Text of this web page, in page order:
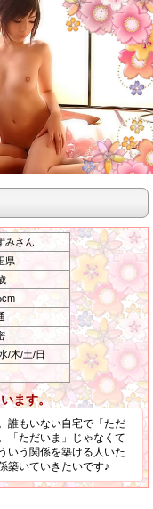
みさん
県
/木/土/日
ます。
誰もいない自宅で「ただ
「ただいま」じゃなくて
いう関係を築ける人いた
築いていきたいです♪